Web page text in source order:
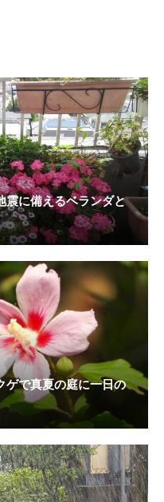
に備えるベランダと
で真夏の庭に一日の